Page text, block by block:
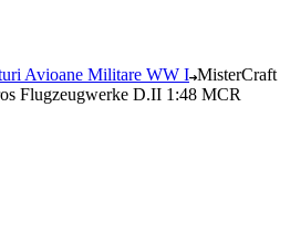
Avioane Militare WW I MisterCraft
Flugzeugwerke D.II 1:48 MCR